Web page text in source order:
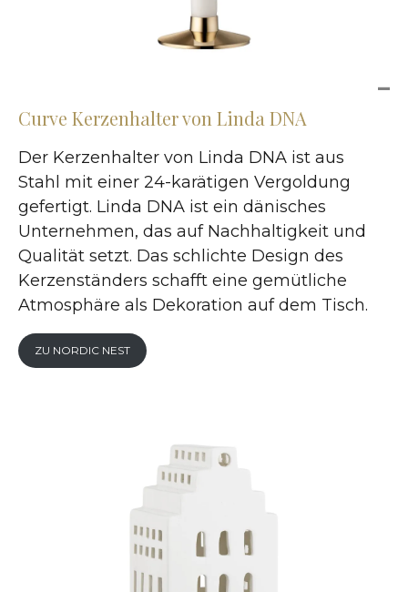
Curve Kerzenhalter von Linda DNA
Der Kerzenhalter von Linda DNA ist aus
Stahl mit einer 24-karätigen Vergoldung
gefertigt. Linda DNA ist ein dänisches
Unternehmen, das auf Nachhaltigkeit und
Qualität setzt. Das schlichte Design des
Kerzenständers schafft eine gemütliche
Atmosphäre als Dekoration auf dem Tisch.
ZU NORDIC NEST